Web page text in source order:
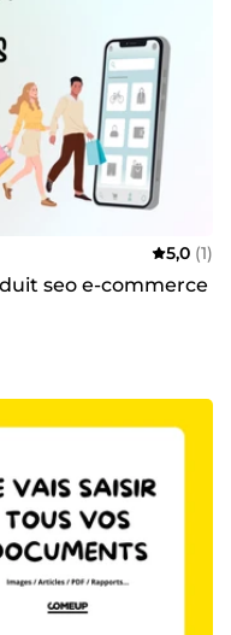
5,0 (1)
seo e-commerce